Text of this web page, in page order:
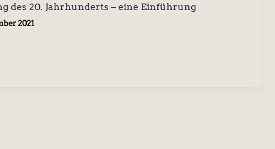
des 20. Jahrhunderts – eine Einführung
2021